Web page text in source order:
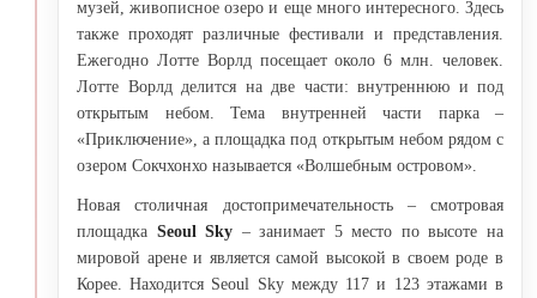
музей, живописное озеро и еще много интересного. Здесь
также проходят различные фестивали и представления.
Ежегодно Лотте Ворлд посещает около 6 млн. человек.
Лотте Ворлд делится на две части: внутреннюю и под
открытым небом. Тема внутренней части парка –
«Приключение», а площадка под открытым небом рядом с
озером Сокчхонхо называется «Волшебным островом».
Новая столичная достопримечательность – смотровая
площадка Seoul Sky – занимает 5 место по высоте на
мировой арене и является самой высокой в своем роде в
Корее. Находится Seoul Sky между 117 и 123 этажами в